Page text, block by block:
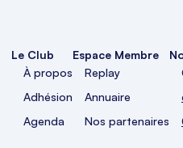
Le Club
À propos
Adhésion
Agenda
Espace Membre
Replay
Annuaire
Nos partenaires